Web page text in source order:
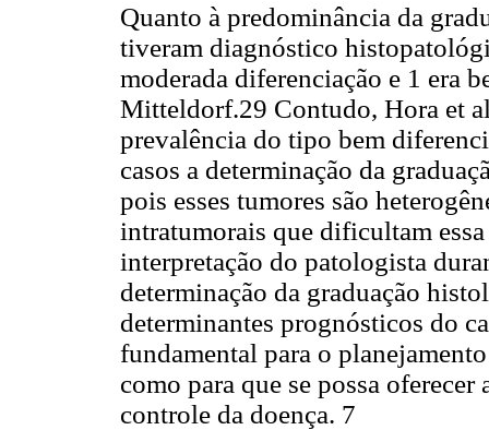
Quanto à predominância da
tiveram diagnóstico
moderada diferenciação e 1 era
Mitteldorf.29 Contudo, Hora et
prevalência do tipo bem
casos a determinação da
pois esses tumores são
intratumorais que dificultam
interpretação do patologista
determinação da graduação
determinantes prognósticos do
fundamental para o
como para que se possa
controle da doença. 7